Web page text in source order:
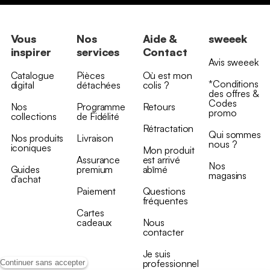
Continuer sans accepter
Vous
inspirer
Catalogue
digital
Nos
collections
Nos produits
iconiques
Guides
d’achat
Nos
services
Pièces
détachées
Programme
de Fidélité
Livraison
Assurance
premium
Paiement
Cartes
cadeaux
Aide &
Contact
Où est mon
colis ?
Retours
Rétractation
Mon produit
est arrivé
abîmé
Questions
fréquentes
Nous
contacter
Je suis
professionnel
sweeek
Avis sweeek
*Conditions
des offres &
Codes
promo
Qui sommes
nous ?
Nos
magasins